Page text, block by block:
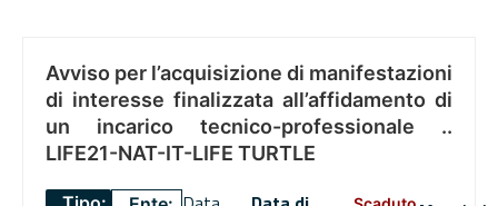
Avviso per l’acquisizione di manifestazioni
di interesse finalizzata all’affidamento di
un incarico tecnico-professionale ..
LIFE21-NAT-IT-LIFE TURTLE